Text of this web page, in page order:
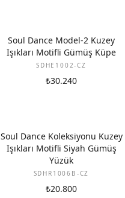
Soul Dance Model-2 Kuzey
Işıkları Motifli Gümüş Küpe
SDHE1002-CZ
₺30.240
Soul Dance Koleksiyonu Kuzey
Işıkları Motifli Siyah Gümüş
Yüzük
SDHR1006B-CZ
₺20.800